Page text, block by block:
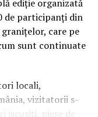
: Deteriorările
în cauciuc,
a anvelopei și pot
Dacă
să
observi umflături
aceasta este
baterii LiFePO4
ediție organizată
de participanți din
care pe
sunt continuate
locali,
vizitatorii s-
iscusiți, piese de